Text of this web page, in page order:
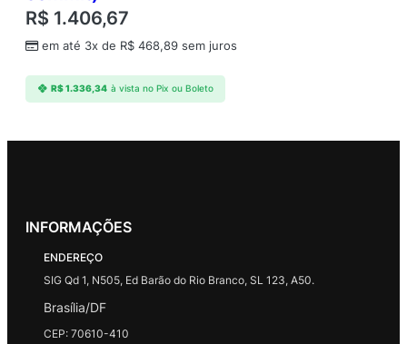
R$ 1.406,67
em até 3x de R$ 468,89 sem juros
R$1.336,34 à vista no Pix ou Boleto
INFORMAÇÕES
ENDEREÇO
SIG Qd 1, N505, Ed Barão do Rio Branco, SL 123, A50.
Brasília/DF
CEP: 70610-410